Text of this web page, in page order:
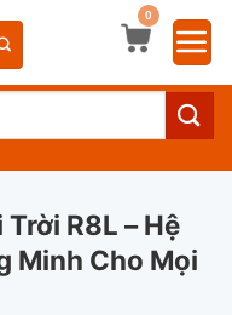
0
R8L – Hệ
Minh Cho Mọi